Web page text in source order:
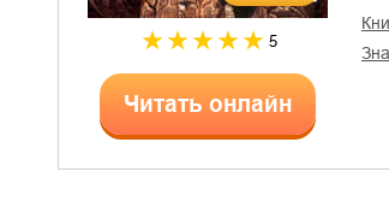
5
Читать онлайн